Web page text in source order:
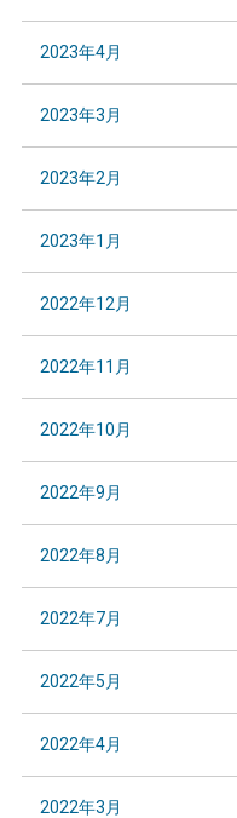
2023年4月
2023年3月
2023年2月
2023年1月
2022年12月
2022年11月
2022年10月
2022年9月
2022年8月
2022年7月
2022年5月
2022年4月
2022年3月